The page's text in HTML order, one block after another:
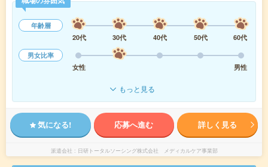
年齢層
20代
30代 40代 50代
60代
男女比率
女性
男性
もっと見る
気になる! 応募へ進む 詳しく見る
派遣会社 日研トータルソーシング株式会社 メディカルケア事業部